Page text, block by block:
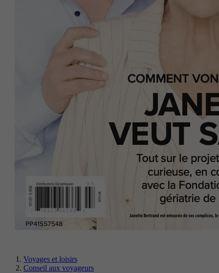
Voyages et loisirs
Conseil aux voyageurs